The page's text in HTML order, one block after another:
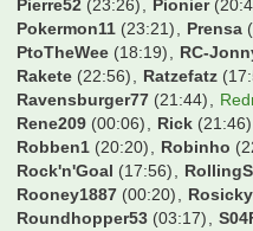
Pierre52 (23:26) Pionier
Pokermon11 (23:21) Prensa
PtoTheWee (18:19) RC-
Rakete (22:56) Ratzefatz
Ravensburger77 (21:44)
Rene209 (00:06) Rick (21:46)
Robben1 (20:20) Robinho
Rock'n'Goal (17:56)
Rooney1887 (00:20)
Roundhopper53 (03:17)